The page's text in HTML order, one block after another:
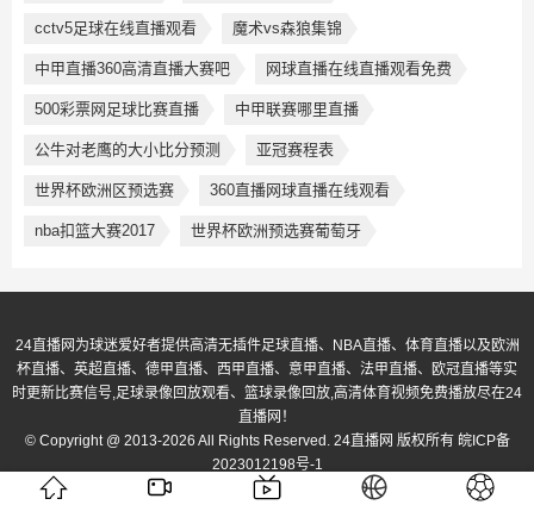
cctv5足球在线直播观看 魔术vs森狼集锦
中甲直播360高清直播大赛吧 网球直播在线直播观看免费
500彩票网足球比赛直播 中甲联赛哪里直播
公牛对老鹰的大小比分预测 亚冠赛程表
世界杯欧洲区预选赛 360直播网球直播在线观看
nba扣篮大赛2017 世界杯欧洲预选赛葡萄牙
24直播网为球迷爱好者提供高清无插件足球直播、NBA直播、体育直播以及欧洲
杯直播、英超直播、德甲直播、西甲直播、意甲直播、法甲直播、欧冠直播等实
时更新比赛信号,足球录像回放观看、篮球录像回放,高清体育视频免费播放尽在24
直播网！
© Copyright @ 2013-2026 All Rights Reserved. 24直播网 版权所有 皖ICP备
2023012198号-1